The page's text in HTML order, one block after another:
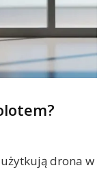
drona w